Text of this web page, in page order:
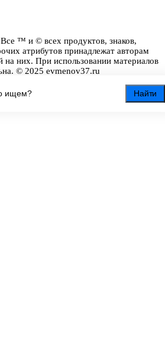
Найти
™ и © всех продуктов, знаков,
атрибутов принадлежат авторам
на них. При использовании материалов
© 2025 evmenov37.ru